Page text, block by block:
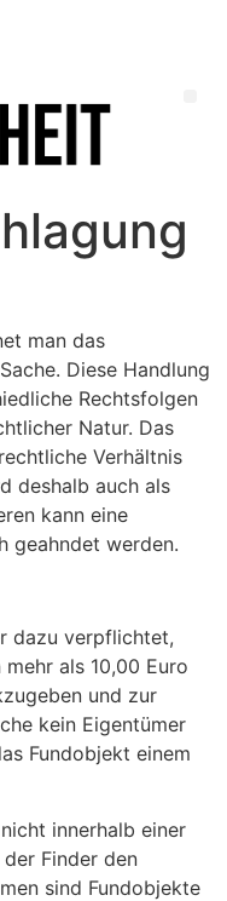
man das
Diese Handlung
Rechtsfolgen
Natur. Das
Verhältnis
deshalb auch als
kann eine
geahndet werden.
dazu verpflichtet,
als 10,00 Euro
und zur
kein Eigentümer
Fundobjekt einem
innerhalb einer
Finder den
sind Fundobjekte